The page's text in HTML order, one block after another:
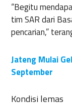
“Begitu
tim SAR dari
pencarian,”
Jateng Mulai
September
Kondisi lemas